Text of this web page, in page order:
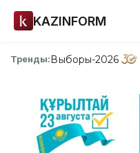
KAZINFORM
Тренды:Выборы-2026